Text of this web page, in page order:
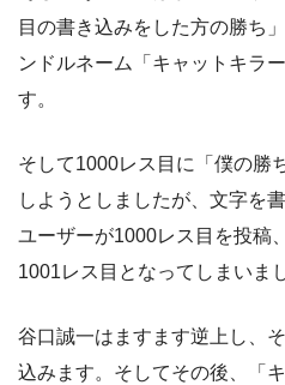
目の書き込みをした方の勝ち
ンドルネーム「キャットキラ
す。
そして1000レス目に「僕の勝
しようとしましたが、文字を
ユーザーが1000レス目を投稿
1001レス目となってしまいま
谷口誠一はますます逆上し、
込みます。そしてその後、「